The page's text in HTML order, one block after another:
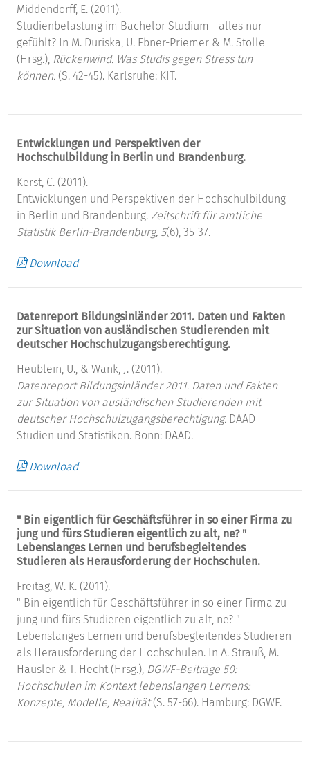
Middendorff, E. (2011).
Studienbelastung im Bachelor-Studium - alles nur
gefühlt? In M. Duriska, U. Ebner-Priemer & M. Stolle
(Hrsg.), Rückenwind. Was Studis gegen Stress tun
können. (S. 42-45). Karlsruhe: KIT.
Entwicklungen und Perspektiven der
Hochschulbildung in Berlin und Brandenburg.
Kerst, C. (2011).
Entwicklungen und Perspektiven der Hochschulbildung
in Berlin und Brandenburg. Zeitschrift für amtliche
Statistik Berlin-Brandenburg, 5(6), 35-37.
Download
Datenreport Bildungsinländer 2011. Daten und Fakten
zur Situation von ausländischen Studierenden mit
deutscher Hochschulzugangsberechtigung.
Heublein, U., & Wank, J. (2011).
Datenreport Bildungsinländer 2011. Daten und Fakten
zur Situation von ausländischen Studierenden mit
deutscher Hochschulzugangsberechtigung. DAAD
Studien und Statistiken. Bonn: DAAD.
Download
" Bin eigentlich für Geschäftsführer in so einer Firma zu
jung und fürs Studieren eigentlich zu alt, ne? "
Lebenslanges Lernen und berufsbegleitendes
Studieren als Herausforderung der Hochschulen.
Freitag, W. K. (2011).
" Bin eigentlich für Geschäftsführer in so einer Firma zu
jung und fürs Studieren eigentlich zu alt, ne? "
Lebenslanges Lernen und berufsbegleitendes Studieren
als Herausforderung der Hochschulen. In A. Strauß, M.
Häusler & T. Hecht (Hrsg.), DGWF-Beiträge 50:
Hochschulen im Kontext lebenslangen Lernens:
Konzepte, Modelle, Realität(S. 57-66). Hamburg: DGWF.